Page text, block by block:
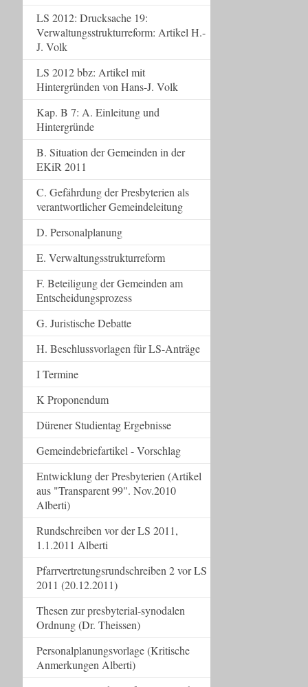
LS 2012: Drucksache 19:
Verwaltungsstrukturreform: Artikel H.-
J. Volk
LS 2012 bbz: Artikel mit
Hintergründen von Hans-J. Volk
Kap. B 7: A. Einleitung und
Hintergründe
B. Situation der Gemeinden in der
EKiR 2011
C. Gefährdung der Presbyterien als
verantwortlicher Gemeindeleitung
D. Personalplanung
E. Verwaltungsstrukturreform
F. Beteiligung der Gemeinden am
Entscheidungsprozess
G. Juristische Debatte
H. Beschlussvorlagen für LS-Anträge
I Termine
K Proponendum
Dürener Studientag Ergebnisse
Gemeindebriefartikel - Vorschlag
Entwicklung der Presbyterien (Artikel
aus "Transparent 99". Nov.2010
Alberti)
Rundschreiben vor der LS 2011,
1.1.2011 Alberti
Pfarrvertretungsrundschreiben 2 vor LS
2011 (20.12.2011)
Thesen zur presbyterial-synodalen
Ordnung (Dr. Theissen)
Personalplanungsvorlage (Kritische
Anmerkungen Alberti)